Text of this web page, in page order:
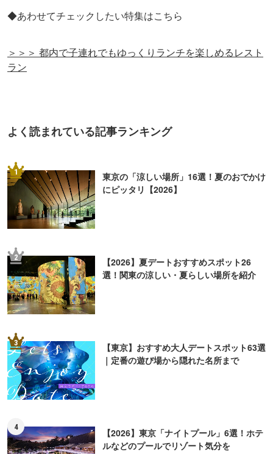
◆あわせてチェックしたい特集はこちら
＞＞＞ 都内で子連れでもゆっくりランチを楽しめるレスト
ラン
よく読まれている記事ランキング
1
東京の「涼しい場所」16選！夏のおでかけ
にピッタリ【2026】
2
【2026】夏デートおすすめスポット26
選！関東の涼しい・夏らしい場所を紹介
3
【東京】おすすめ大人デートスポット63選
｜定番の遊び場から隠れた名所まで
4
【2026】東京「ナイトプール」6選！ホテ
ルなどのプールでリゾート気分を